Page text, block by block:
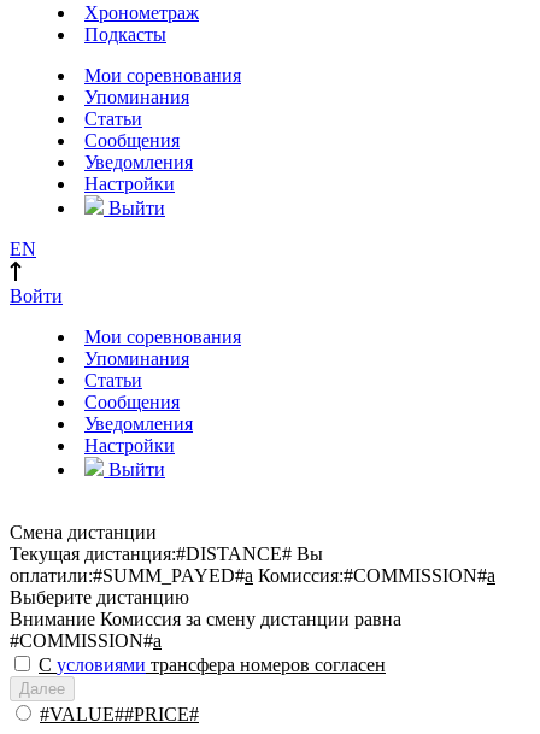
Хронометраж
Подкасты
Мои соревнования
Упоминания
Статьи
Сообщения
Уведомления
Настройки
Выйти
EN
Войти
Мои соревнования
Упоминания
Статьи
Сообщения
Уведомления
Настройки
Выйти
Смена дистанции
Текущая дистанция:#DISTANCE# Вы
оплатили:#SUMM_PAYED#a Комиссия:#COMMISSION#a
Выберите дистанцию
Внимание Комиссия за смену дистанции равна
#COMMISSION#a
С условиями трансфера номеров согласен
Далее
#VALUE##PRICE#